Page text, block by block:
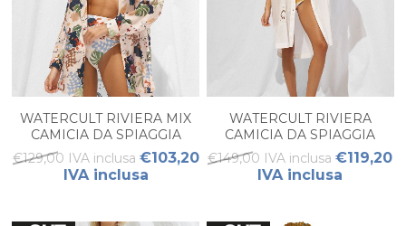
WATERCULT RIVIERA MIX
CAMICIA DA SPIAGGIA
€129,00 IVA inclusa €103,20
IVA inclusa
WATERCULT RIVIERA
CAMICIA DA SPIAGGIA
DONNA
€149,00 IVA inclusa €119,20
IVA inclusa